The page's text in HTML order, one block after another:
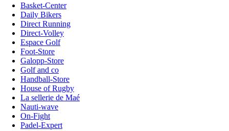
Basket-Center
Daily Bikers
Direct Running
Direct-Volley
Espace Golf
Foot-Store
Galopp-Store
Golf and co
Handball-Store
House of Rugby
La sellerie de Maé
Nauti-wave
On-Fight
Padel-Expert